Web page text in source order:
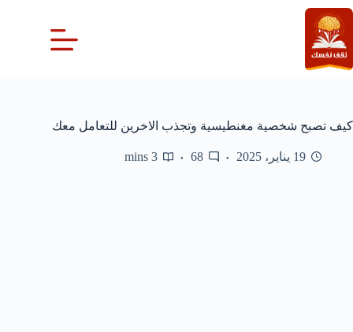
التجاوز
إلى
المحتوى
كيف تصبح شخصية مغنطيسية وتجذب الاخرين للتعامل معك
19 يناير، 2025 68
3 mins